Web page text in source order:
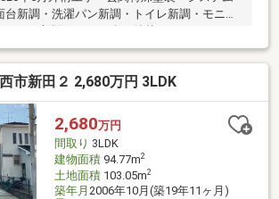
新調・洗濯パン新調・トイレ新調・モニタ
ライト新設・クロス全て貼替・フロアタイル
一部塗装・網戸一部貼替・畳表替・襖貼替・
一式。・全居室2面採光！・廊下収納や屋根裏
いた住宅街！・徒歩圏内に買い物施設あり！
がお得！弊社では、平日にご内覧・契約・
住まい探しをされるお客様にお得なサービス
。■お仕事で忙しい方も安心！定休日なし、
まで営業。
市新田２ 2,680万円 3LDK
2,680万円
間取り 3LDK
建物面積94.77m2
土地面積103.05m2
築年月 2006年10月(築19年11ヶ月)